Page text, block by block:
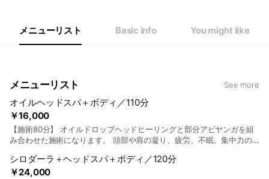
11:00 - 18:00
メニューリスト Basic info You might like
メニューリスト See more
￥16,000
オイルヘッドスパ＋ボディ／110分
【施術80分】 オイルドロップヘッドヒーリングと部分アビヤンガを組
み合わせた施術になります。 頭部や肩の凝り、疲労、不眠、集中力の
ンセリング 10分 アビヤンガ 40分 オイルドロップヘッドヒーリン
グ 30分 お支度 10分〜
￥24,000
シロダーラ＋ヘッドスパ＋ボディ／120分